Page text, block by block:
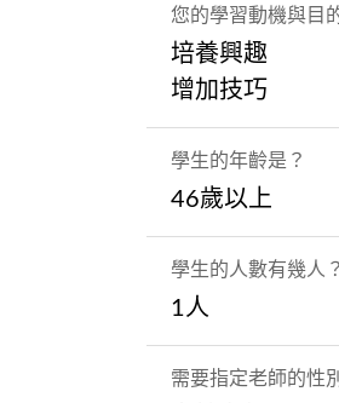
您的學習動機與目
培養興趣
增加技巧
學生的年齡是？
46歲以上
學生的人數有幾人？
1人
需要指定老師的性